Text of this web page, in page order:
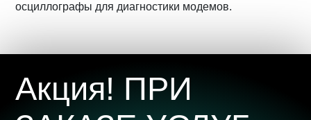
осциллографы для диагностики модемов.